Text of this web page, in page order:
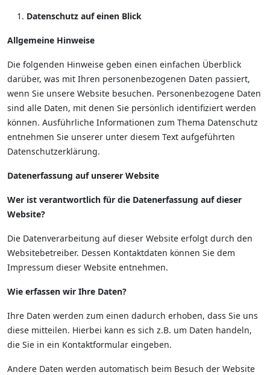
Datenschutz auf einen Blick
Allgemeine Hinweise
Die folgenden Hinweise geben einen einfachen Überblick
darüber, was mit Ihren personenbezogenen Daten passiert,
wenn Sie unsere Website besuchen. Personenbezogene Daten
sind alle Daten, mit denen Sie persönlich identifiziert werden
können. Ausführliche Informationen zum Thema Datenschutz
entnehmen Sie unserer unter diesem Text aufgeführten
Datenschutzerklärung.
Datenerfassung auf unserer Website
Wer ist verantwortlich für die Datenerfassung auf dieser
Website?
Die Datenverarbeitung auf dieser Website erfolgt durch den
Websitebetreiber. Dessen Kontaktdaten können Sie dem
Impressum dieser Website entnehmen.
Wie erfassen wir Ihre Daten?
Ihre Daten werden zum einen dadurch erhoben, dass Sie uns
diese mitteilen. Hierbei kann es sich z.B. um Daten handeln,
die Sie in ein Kontaktformular eingeben.
Andere Daten werden automatisch beim Besuch der Website